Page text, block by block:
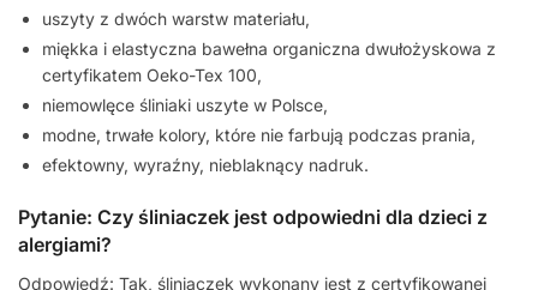
uszyty z dwóch warstw materiału,
miękka i elastyczna bawełna organiczna dwułożyskowa z
certyfikatem Oeko-Tex 100,
niemowlęce śliniaki uszyte w Polsce,
modne, trwałe kolory, które nie farbują podczas prania,
efektowny, wyraźny, nieblaknący nadruk.
Pytanie: Czy śliniaczek jest odpowiedni dla dzieci z
alergiami?
Odpowiedź: Tak, śliniaczek wykonany jest z certyfikowanej